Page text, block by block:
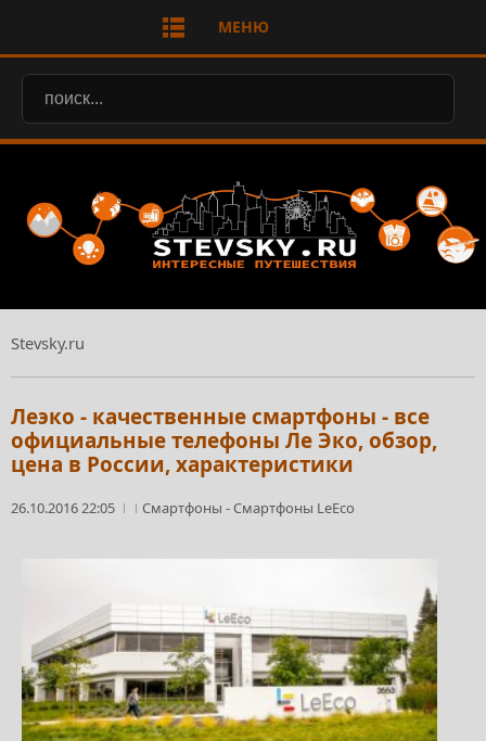
МЕНЮ
Stevsky.ru
Леэко - качественные смартфоны - все
официальные телефоны Ле Эко, обзор,
цена в России, характеристики
26.10.2016 22:05 Смартфоны -Смартфоны LeEco